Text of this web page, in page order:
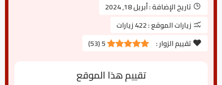
تاريخ الإضافة :أبريل 18, 2024
زيارات الموقع :422 زيارات
تقييم الزوار :
5
(
53
)
تقييم هذا الموقع